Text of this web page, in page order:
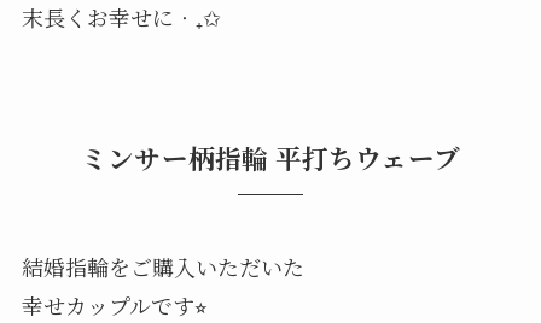
末長くお幸せに‧₊✩
ミンサー柄指輪 平打ちウェーブ
結婚指輪をご購入いただいた
幸せカップルです⭐︎